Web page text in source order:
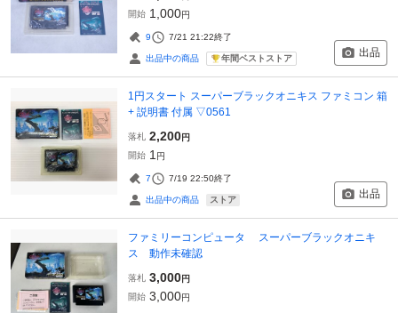
開始 1,000円
9 7/21 21:22終了
出品中の商品 年間ベストストア 出品
1円スタート スーパーブラックオニキス ファミコン 箱
+ 説明書 付属 ▽0561
落札 2,200円
開始 1 円
7 7/19 22:50終了
出品中の商品 ストア 出品
ファミリーコンピュータ スーパーブラックオニキ
ス 動作未確認
落札 3,000円
開始 3,000円